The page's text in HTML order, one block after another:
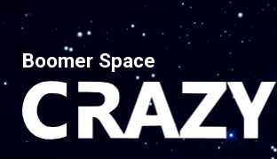
Boomer Space